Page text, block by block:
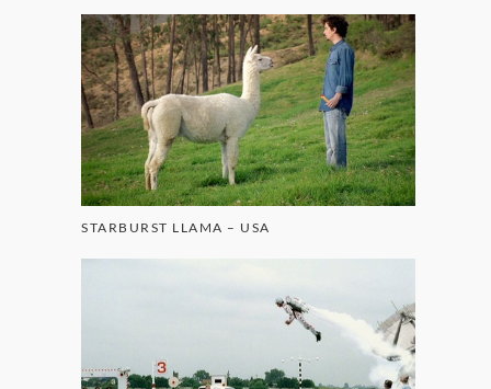
STARBURST LLAMA – USA